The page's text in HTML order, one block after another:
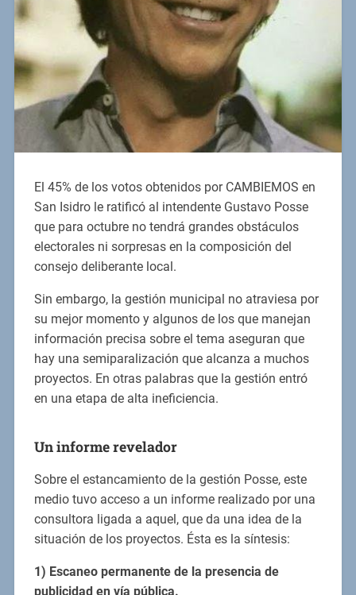
El 45% de los votos obtenidos por CAMBIEMOS en
San Isidro le ratificó al intendente Gustavo Posse
que para octubre no tendrá grandes obstáculos
electorales ni sorpresas en la composición del
consejo deliberante local.
Sin embargo, la gestión municipal no atraviesa por
su mejor momento y algunos de los que manejan
información precisa sobre el tema aseguran que
hay una semiparalización que alcanza a muchos
proyectos. En otras palabras que la gestión entró
en una etapa de alta ineficiencia.
Un informe revelador
Sobre el estancamiento de la gestión Posse, este
medio tuvo acceso a un informe realizado por una
consultora ligada a aquel, que da una idea de la
situación de los proyectos. Ésta es la síntesis:
1) Escaneo permanente de la presencia de
publicidad en vía pública.